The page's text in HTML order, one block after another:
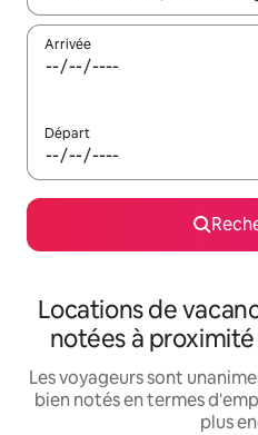
Arrivée
Départ
Locations de
notées à
Les voyageurs sont
bien notés en termes
plus